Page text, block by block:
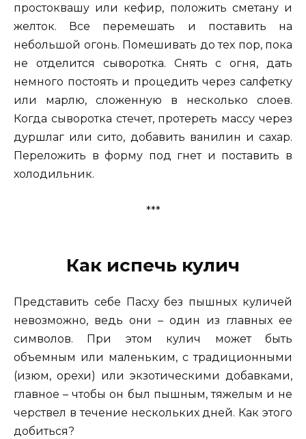
простоквашу или кефир, положить сметану и
желток. Все перемешать и поставить на
небольшой огонь. Помешивать до тех пор, пока
не отделится сыворотка. Снять с огня, дать
немного постоять и процедить через салфетку
или марлю, сложенную в несколько слоев.
Когда сыворотка стечет, протереть массу через
дуршлаг или сито, добавить ванилин и сахар.
Переложить в форму под гнет и поставить в
холодильник.
***
Как испечь кулич
Представить себе Пасху без пышных куличей
невозможно, ведь они – один из главных ее
символов. При этом кулич может быть
объемным или маленьким, с традиционными
(изюм, орехи) или экзотическими добавками,
главное – чтобы он был пышным, тяжелым и не
черствел в течение нескольких дней. Как этого
добиться?